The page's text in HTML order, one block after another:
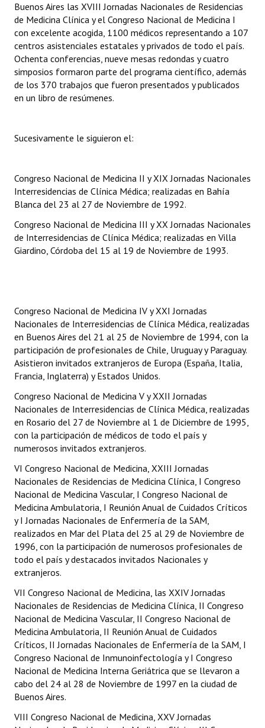
Bariloche, Municipio intercultural
Entrega de distinciones
REFORMA DE LA CARTA ORGÁNICA
Buenos Aires las XVIII Jornadas Nacionales de Residencias
de Medicina Clínica y el Congreso Nacional de Medicina I
con excelente acogida, 1100 médicos representando a 107
centros asistenciales estatales y privados de todo el país.
Ochenta conferencias, nueve mesas redondas y cuatro
simposios formaron parte del programa científico, además
de los 370 trabajos que fueron presentados y publicados
en un libro de resúmenes.
Sucesivamente le siguieron el:
Congreso Nacional de Medicina II y XIX Jornadas Nacionales
Interresidencias de Clínica Médica; realizadas en Bahía
Blanca del 23 al 27 de Noviembre de 1992.
Congreso Nacional de Medicina III y XX Jornadas Nacionales
de Interresidencias de Clínica Médica; realizadas en Villa
Giardino, Córdoba del 15 al 19 de Noviembre de 1993.
Congreso Nacional de Medicina IV y XXI Jornadas
Nacionales de Interresidencias de Clínica Médica, realizadas
en Buenos Aires del 21 al 25 de Noviembre de 1994, con la
participación de profesionales de Chile, Uruguay y Paraguay.
Asistieron invitados extranjeros de Europa (España, Italia,
Francia, Inglaterra) y Estados Unidos.
Congreso Nacional de Medicina V y XXII Jornadas
Nacionales de Interresidencias de Clínica Médica, realizadas
en Rosario del 27 de Noviembre al 1 de Diciembre de 1995,
con la participación de médicos de todo el país y
numerosos invitados extranjeros.
VI Congreso Nacional de Medicina, XXIII Jornadas
Nacionales de Residencias de Medicina Clínica, I Congreso
Nacional de Medicina Vascular, I Congreso Nacional de
Medicina Ambulatoria, I Reunión Anual de Cuidados Críticos
y I Jornadas Nacionales de Enfermería de la SAM,
realizados en Mar del Plata del 25 al 29 de Noviembre de
1996, con la participación de numerosos profesionales de
todo el país y destacados invitados Nacionales y
extranjeros.
VII Congreso Nacional de Medicina, las XXIV Jornadas
Nacionales de Residencias de Medicina Clínica, II Congreso
Nacional de Medicina Vascular, II Congreso Nacional de
Medicina Ambulatoria, II Reunión Anual de Cuidados
Críticos, II Jornadas Nacionales de Enfermería de la SAM, I
Congreso Nacional de Inmunoinfectología y I Congreso
Nacional de Medicina Interna Geriátrica que se llevaron a
cabo del 24 al 28 de Noviembre de 1997 en la ciudad de
Buenos Aires.
VIII Congreso Nacional de Medicina, XXV Jornadas